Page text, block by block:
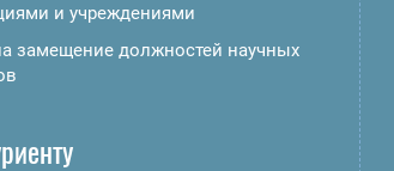
и учреждениями
замещение должностей научных